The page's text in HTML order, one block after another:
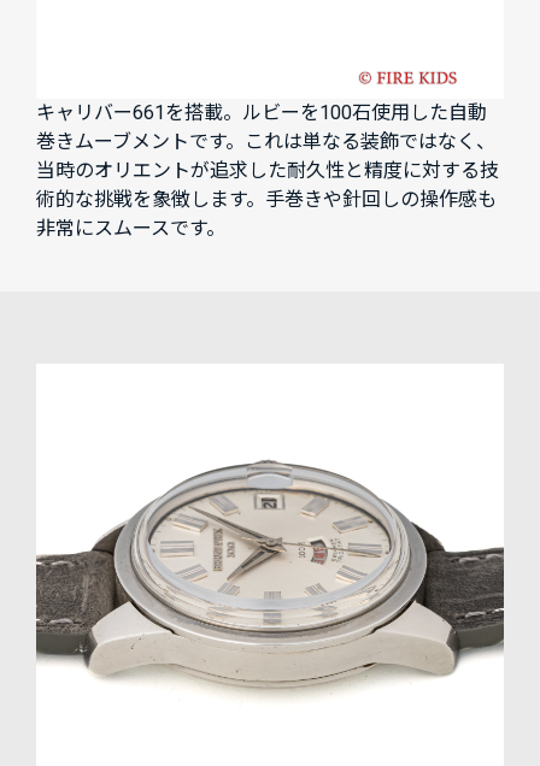
キャリバー661を搭載。ルビーを100石使用した自動
巻きムーブメントです。これは単なる装飾ではなく、
当時のオリエントが追求した耐久性と精度に対する技
術的な挑戦を象徴します。手巻きや針回しの操作感も
非常にスムースです。